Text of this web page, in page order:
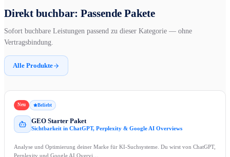
Direkt buchbar: Passende Pakete
Sofort buchbare Leistungen passend zu dieser Kategorie — ohne
Vertragsbindung.
Alle Produkte
Neu Beliebt
GEO Starter Paket
Sichtbarkeit in ChatGPT, Perplexity & Google AI Overviews
Analyse und Optimierung deiner Marke für KI-Suchsysteme. Du wirst von ChatGPT,
Perplexity und Google AI Overvi…